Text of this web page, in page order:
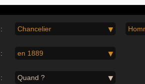
Chancelier
en 1889
Quand ?